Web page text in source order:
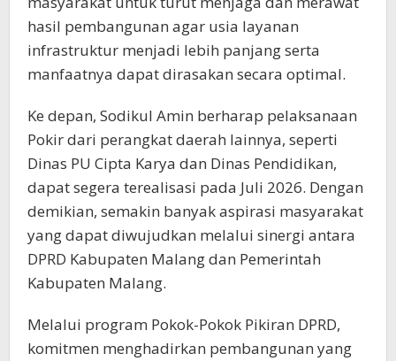
hasil pembangunan agar usia layanan
infrastruktur menjadi lebih panjang serta
manfaatnya dapat dirasakan secara optimal.
Ke depan, Sodikul Amin berharap pelaksanaan
Pokir dari perangkat daerah lainnya, seperti
Dinas PU Cipta Karya dan Dinas Pendidikan,
dapat segera terealisasi pada Juli 2026. Dengan
demikian, semakin banyak aspirasi masyarakat
yang dapat diwujudkan melalui sinergi antara
DPRD Kabupaten Malang dan Pemerintah
Kabupaten Malang.
Melalui program Pokok-Pokok Pikiran DPRD,
komitmen menghadirkan pembangunan yang